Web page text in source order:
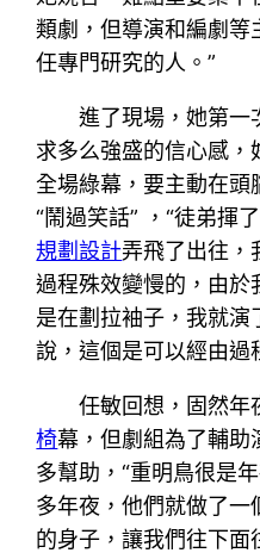
類劇，但導演和編劇等
任專門研究的人。”
進了現場，她第一
求多么強盛的信心感，
全場綠幕，要主動在頭
“鬧過笑話” ，“徒弟揮
規劃設計弄飛了出往，
過程殊效變慢的，由於
是在劃拉袖子，我就
說，這個是可以經由
任敏回想，固然年
椅幕，但劇組為了輔助
多幫助，“重明鳥很是
多年夜，他們就做了一
的身子，讓我們往下